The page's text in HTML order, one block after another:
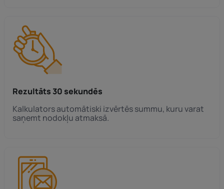
Rezultāts 30 sekundēs
Kalkulators automātiski izvērtēs summu, kuru varat
saņemt nodokļu atmaksā.